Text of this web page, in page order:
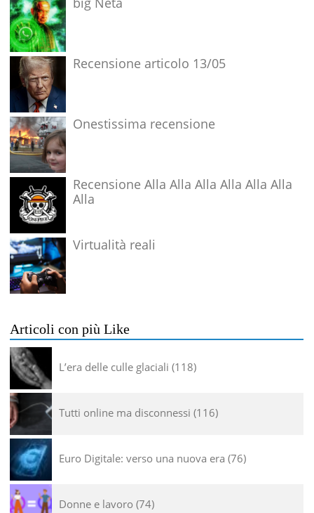
Recensione articolo 13/05
Onestissima recensione
Recensione Alla Alla Alla Alla Alla Alla
Alla
Virtualità reali
Articoli con più Like
L’era delle culle glaciali 118
Tutti online ma disconnessi 116
Euro Digitale: verso una nuova era 76
Donne e lavoro 74